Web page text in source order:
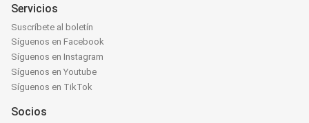
Servicios
Suscríbete al boletín
Síguenos en Facebook
Síguenos en Instagram
Síguenos en Youtube
Síguenos en TikTok
Socios